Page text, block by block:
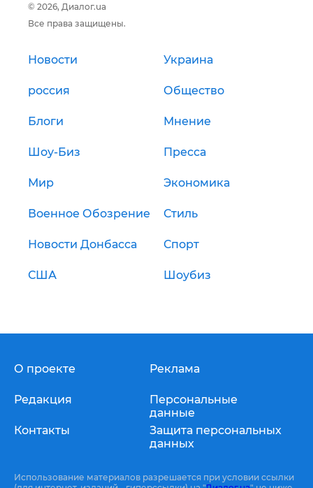
© 2026, Диалог.ua
Все права защищены.
Новости Украина
россия Общество
Блоги Мнение
Шоу-Биз Пресса
Мир Экономика
Военное Обозрение Стиль
Новости Донбасса Спорт
США Шоубиз
О проекте
Редакция
Контакты
Реклама
Персональные
данные
Защита персональных
данных
Использование материалов разрешается при условии ссылки